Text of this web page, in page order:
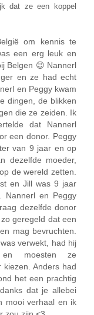
dat ze een koppel
om kennis te
een erg leuk en
Belgen 😉 Nannerl
en ze had echt
en Peggy kwam
dingen, de blikken
die ze zeiden. Ik
dat Nannerl
een donor. Peggy
van 9 jaar en op
dezelfde moeder,
de wereld zetten.
en Jill was 9 jaar
Nannerl en Peggy
dezelfde donor
geregeld dat een
mag bevruchten.
verwekt, had hij
en moesten ze
Anders had
het een prachtig
dat je allebei
mooi verhaal en ik